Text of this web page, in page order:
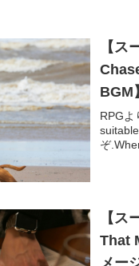
【
BGM
RPGよ
ぞ
【
That
メー